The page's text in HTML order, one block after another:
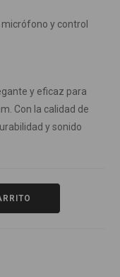
y control
y eficaz para
Con la calidad de
y sonido